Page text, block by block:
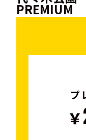
PREMIUM
プ
￥